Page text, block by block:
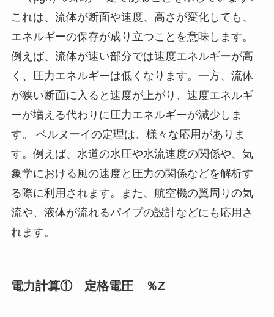
これは、流体が断面や速度、高さが変化しても、
エネルギーの保存が成り立つことを意味します。
例えば、流体が速い部分では速度エネルギーが高
く、圧力エネルギーは低くなります。一方、流体
が狭い断面に入ると速度が上がり、速度エネルギ
ーが増える代わりに圧力エネルギーが減少しま
す。 ベルヌーイの定理は、様々な応用がありま
す。例えば、水道の水圧や水流速度の関係や、気
象学における風の速度と圧力の関係などを解析す
る際に利用されます。また、航空機の翼周りの気
流や、液体が流れるパイプの設計などにも応用さ
れます。
電力計算① 定格電圧 ％Z